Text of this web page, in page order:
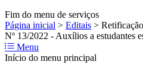
Fim do menu de serviços
Página inicial > Editais >
Nº 13/2022 - Auxílios a estudantes
Menu
Início do menu principal